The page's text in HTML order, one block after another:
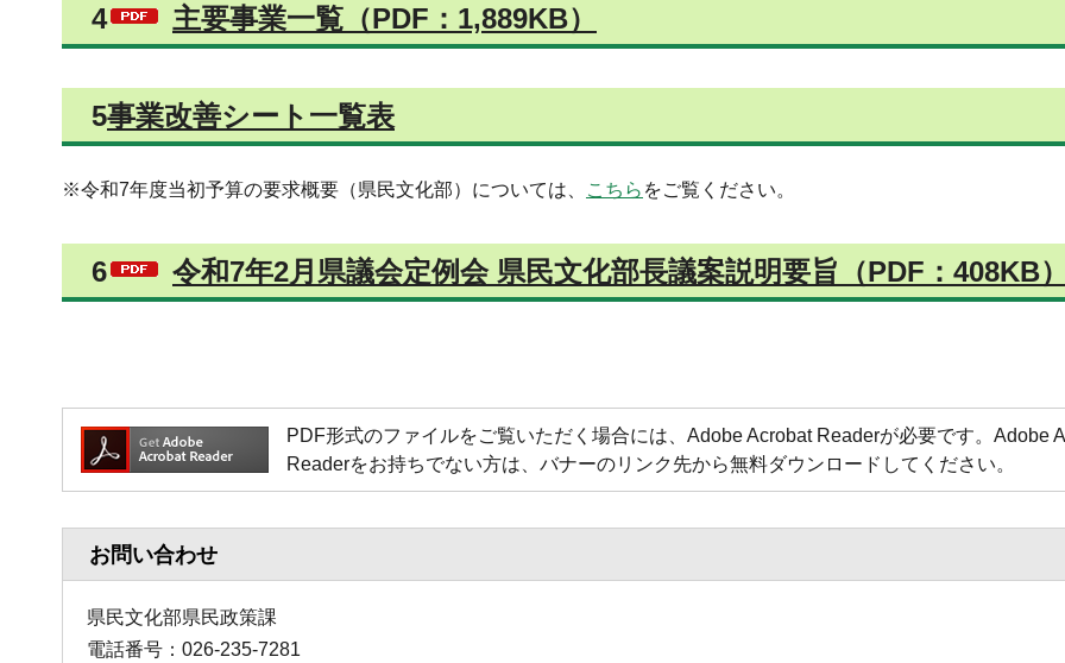
4 主要事業一覧（PDF：1,889KB）
5事業改善シート一覧表
※令和7年度当初予算の要求概要（県民文化部）については、 こちら をご覧ください。
6 令和7年2月県議会定例会 県民文化部長議案説明要旨（PDF：408KB
PDF形式のファイルをご覧いただく場合には、Adobe Acrobat Readerが必要です。Adobe
Readerをお持ちでない方は、バナーのリンク先から無料ダウンロードしてください。
お問い合わせ
県民文化部県民政策課
電話番号：026-235-7281